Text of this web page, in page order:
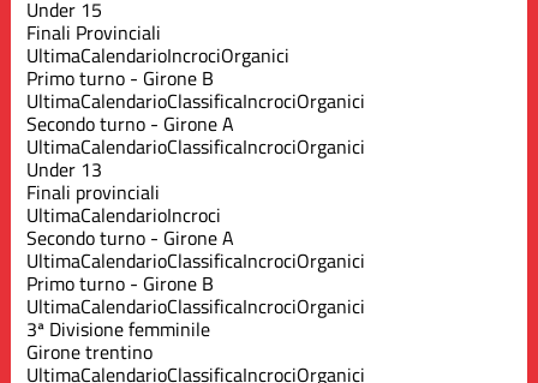
Under 15
Finali Provinciali
UltimaCalendarioIncrociOrganici
Primo turno - Girone B
UltimaCalendarioClassificaIncrociOrganici
Secondo turno - Girone A
UltimaCalendarioClassificaIncrociOrganici
Under 13
Finali provinciali
UltimaCalendarioIncroci
Secondo turno - Girone A
UltimaCalendarioClassificaIncrociOrganici
Primo turno - Girone B
UltimaCalendarioClassificaIncrociOrganici
3ª Divisione femminile
Girone trentino
UltimaCalendarioClassificaIncrociOrganici